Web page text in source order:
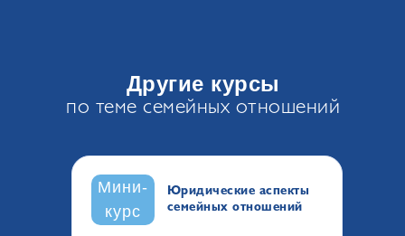
Другие курсы
по теме семейных отношений
Мини-
курс
Юридические аспекты
семейных отношений